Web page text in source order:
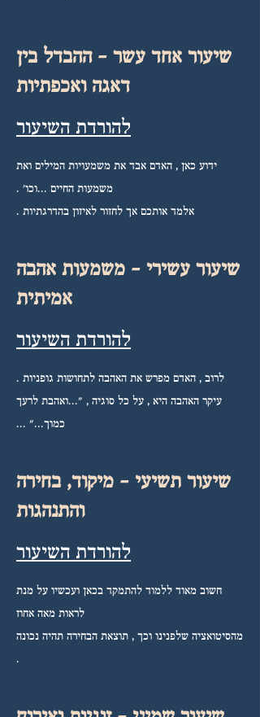
שיעור אחד עשר - ההבדל בין
דאגה ואכפתיות
להורדת השיעור
ידוע כאן , האדם אבד את משמעויות המילים ואת
משמעות החיים ...וכו' .
אלמד אותכם אך לחזור לאיזון בהדרגתיות .
שיעור עשירי - משמעות אהבה
אמיתית
להורדת השיעור
לרוב , האדם מפרש את האהבה לתחושות גופניות .
עיקר האהבה היא , על כל סוגיה , "...ואהבת לרעך
כמוך..." ...
שיעור תשיעי - מיקוד, בחירה
והתנהגות
להורדת השיעור
חשוב מאוד ללמוד להתמקד בכאן ועכשיו על מנת
לראות מאה אחוז
מהסיטואציה שלפנינו וכך , תוצאת הבחירה תהיה נכונה
.